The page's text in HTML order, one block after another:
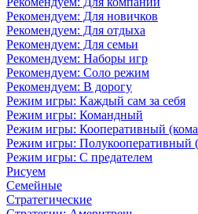
Рекомендуем: Для новичков
Рекомендуем: Для отдыха
Рекомендуем: Для семьи
Рекомендуем: Наборы игр
Рекомендуем: Соло режим
Рекомендуем: В дорогу
Режим игры: Каждый сам за себя
Режим игры: Командный
Режим игры: Кооперативный
Режим игры: Полукооперативный
Режим игры: С предателем
Рисуем
Семейные
Стратегические